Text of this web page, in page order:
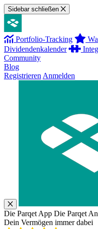
Sidebar schließen
Portfolio-Tracking
Dividendenkalender
Community
Blog
Registrieren Anmelden
Die Parqet App Die Parqet
Dein Vermögen immer dabei